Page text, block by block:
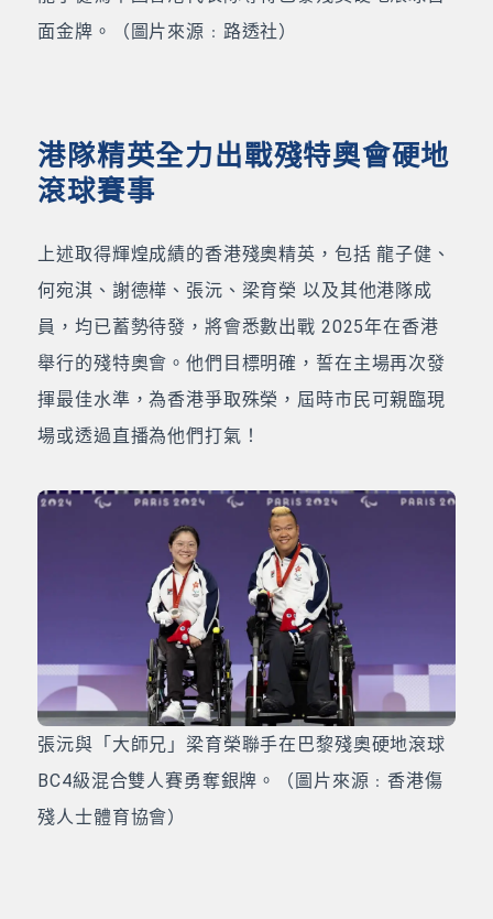
面金牌。（圖片來源﹕路透社）
港隊精英全力出戰殘特奧會硬地
滾球賽事
上述取得輝煌成績的香港殘奧精英，包括 龍子健、
何宛淇、謝德樺、張沅、梁育榮 以及其他港隊成
員，均已蓄勢待發，將會悉數出戰 2025年在香港
舉行的殘特奧會。他們目標明確，誓在主場再次發
揮最佳水準，為香港爭取殊榮，屆時市民可親臨現
場或透過直播為他們打氣！
張沅與「大師兄」梁育榮聯手在巴黎殘奧硬地滾球
BC4級混合雙人賽勇奪銀牌。（圖片來源﹕香港傷
殘人士體育協會）